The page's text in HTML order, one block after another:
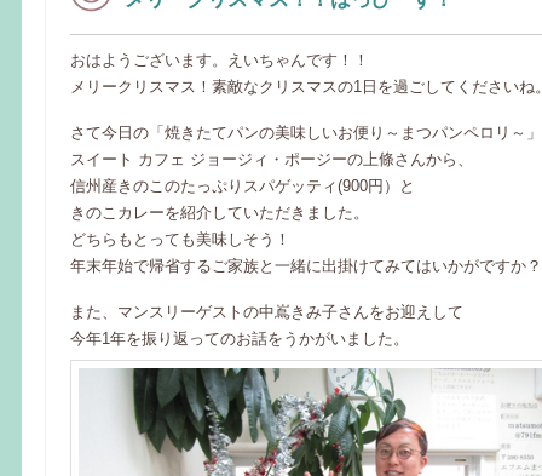
おはようございます。えいちゃんです！！
メリークリスマス！素敵なクリスマスの1日を過ごしてくださいね
さて今日の「焼きたてパンの美味しいお便り～まつパンペロリ～
スイート カフェ ジョージィ・ポージーの上條さんから、
信州産きのこのたっぷりスパゲッティ(900円）と
きのこカレーを紹介していただきました。
どちらもとっても美味しそう！
年末年始で帰省するご家族と一緒に出掛けてみてはいかがですか？
また、マンスリーゲストの中嶌きみ子さんをお迎えして
今年1年を振り返ってのお話をうかがいました。